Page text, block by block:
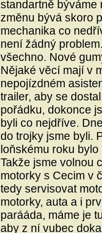
standartně býváme
změnu bývá skoro
mechanika co
není žádný
všechno. Nové
Nějaké věcí mají v
nepojízdném
trailer, aby se
pořádku, dokonce
byli co nejdříve.
do trojky jsme byli.
loňskému roku
Takže jsme volnou
motorky s Cecim v
tedy servisovat
motorky, auta a i
parááda, máme je
aby z ní vubec